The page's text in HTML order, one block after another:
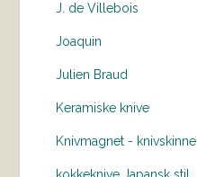
J. de Villebois
Joaquin
Julien Braud
Keramiske knive
Knivmagnet - knivskinne